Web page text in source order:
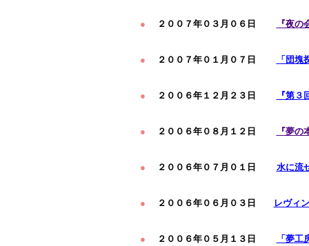
● ２００７年０３月０６日 『夜
● ２００７年０１月０７日 「団
● ２００６年１２月２３日 『第
● ２００６年０８月１２日 『夢
● ２００６年０７月０１日 水に流
● ２００６年０６月０３日 レヴィ
● ２００６年０５月１３日 「夢